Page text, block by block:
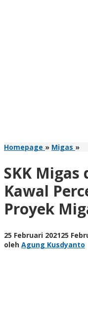
Homepage » Migas »SKK
SKK Migas
Kawal
Proyek
25 Februari 202125
oleh Agung Kusdyanto